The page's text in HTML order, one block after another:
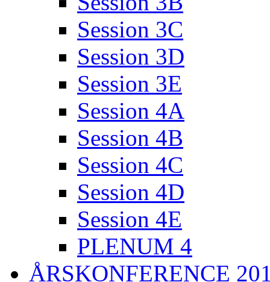
Session 3C
Session 3D
Session 3E
Session 4A
Session 4B
Session 4C
Session 4D
Session 4E
PLENUM 4
ÅRSKONFERENCE